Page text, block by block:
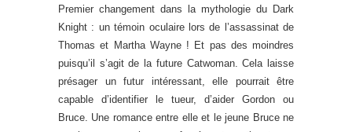
Premier changement dans la mythologie du Dark
Knight : un témoin oculaire lors de l’assassinat de
Thomas et Martha Wayne ! Et pas des moindres
puisqu’il s’agit de la future Catwoman. Cela laisse
présager un futur intéressant, elle pourrait être
capable d’identifier le tueur, d’aider Gordon ou
Bruce. Une romance entre elle et le jeune Bruce ne